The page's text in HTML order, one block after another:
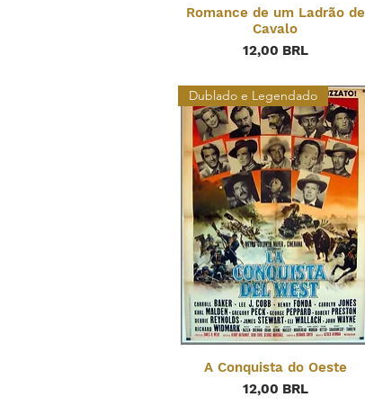
Romance de um Ladrão de
Cavalo
Precio
12,00 BRL
Dublado e Legendado
A Conquista do Oeste
Precio
12,00 BRL